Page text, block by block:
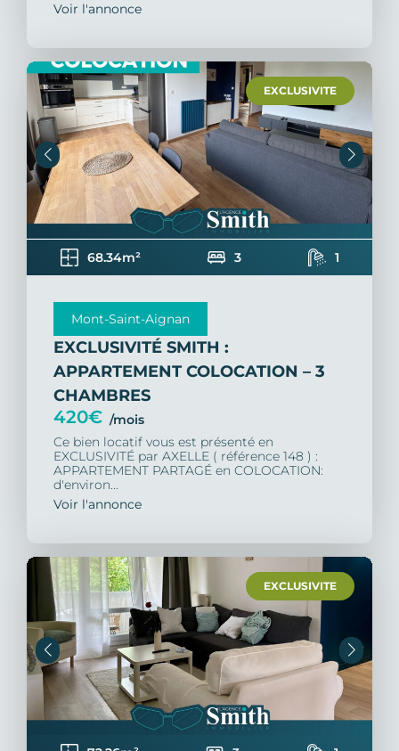
Voir l'annonce
EXCLUSIVITE
68.34m² 3 1
Mont-Saint-Aignan
EXCLUSIVITÉ SMITH :
APPARTEMENT COLOCATION – 3
CHAMBRES
420€ /mois
Ce bien locatif vous est présenté en
EXCLUSIVITÉ par AXELLE ( référence 148 ) :
APPARTEMENT PARTAGÉ en COLOCATION:
d'environ...
Voir l'annonce
EXCLUSIVITE